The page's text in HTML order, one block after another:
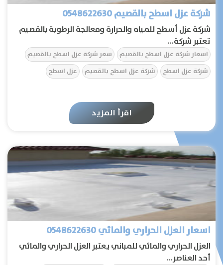
شركة عزل اسطح بالقصيم 0548622630
شركة عزل أسطح للمياه والحرارة ومعالجة الرطوبة بالقصيم
تعتبر شركة...
اسعار شركة عزل اسطح بالقصيم
سعر شركة عزل اسطح بالقصيم
شركة عزل اسطح
شركة عزل اسطح بالقصيم عزل اسطح
اقرأ المزيد
اسعار العزل الحراري والمائي 0548622630
العزل الحراري والمائي للمباني يعتبر العزل الحراري والمائي
أحد العناصر...
عن الشركة
تواصل معنا
المقالات
الخدمات